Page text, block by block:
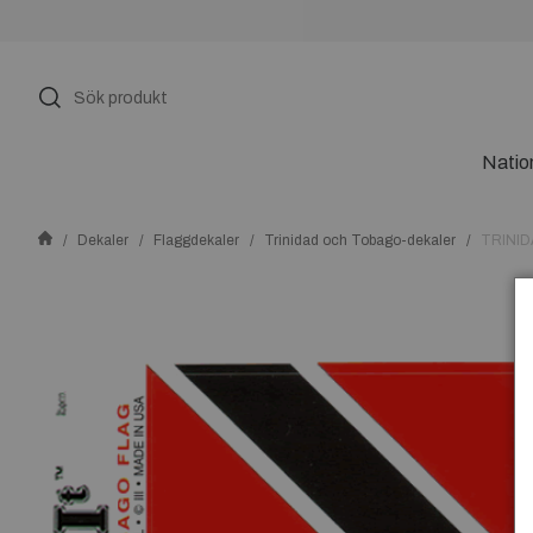
Dekaler Flaggdekaler Trinidad och Tobago-dekaler